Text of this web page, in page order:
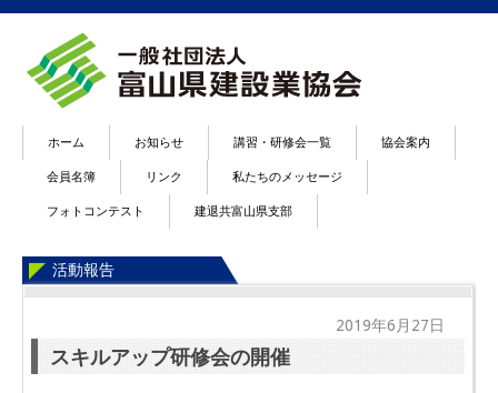
ホーム お知らせ 講習・研修会一覧 協会案内
会員名簿 リンク 私たちのメッセージ
フォトコンテスト 建退共富山県支部
活動報告
2019年6月27日
スキルアップ研修会の開催